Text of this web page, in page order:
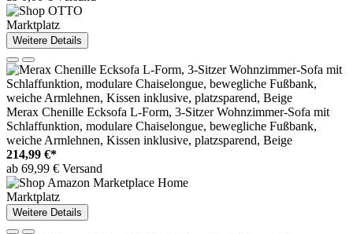
Marktplatz
Weitere Details
Merax Chenille Ecksofa L-Form, 3-Sitzer Wohnzimmer-Sofa mit
Schlaffunktion, modulare Chaiselongue, bewegliche Fußbank,
weiche Armlehnen, Kissen inklusive, platzsparend, Beige
214,99 €*
ab 69,99 € Versand
Marktplatz
Weitere Details